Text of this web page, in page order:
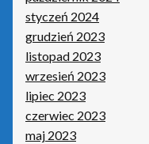
styczeń 2024
grudzień 2023
listopad 2023
wrzesień 2023
lipiec 2023
czerwiec 2023
maj 2023